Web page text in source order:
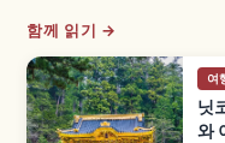
함께 읽기 →
여
닛
와